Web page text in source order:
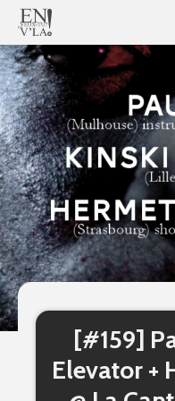
[#159]
Elevator +